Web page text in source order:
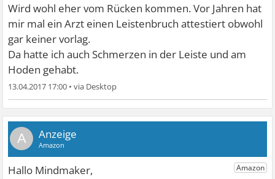
Wird wohl eher vom Rücken kommen. Vor Jahren hat
mir mal ein Arzt einen Leistenbruch attestiert obwohl
gar keiner vorlag.
Da hatte ich auch Schmerzen in der Leiste und am
Hoden gehabt.
13.04.2017 17:00 •
A